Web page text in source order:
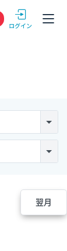
GMOクリック
翌月